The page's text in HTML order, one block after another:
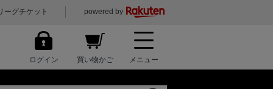
ーグチケット powered by
ログイン 買い物かご メニュー